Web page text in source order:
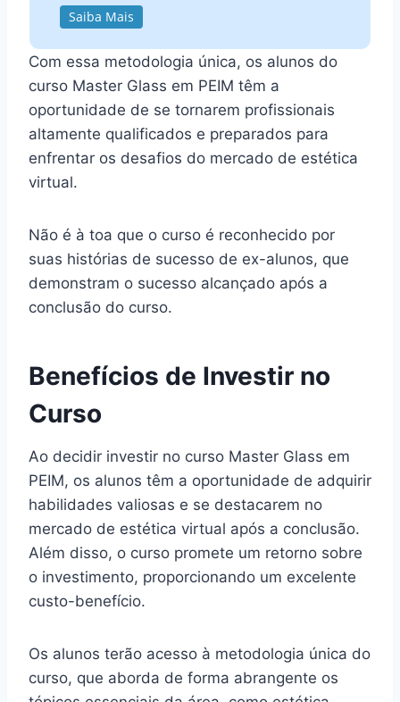
Saiba Mais
Com essa metodologia única, os alunos do
curso Master Glass em PEIM têm a
oportunidade de se tornarem profissionais
altamente qualificados e preparados para
enfrentar os desafios do mercado de estética
virtual.
Não é à toa que o curso é reconhecido por
suas histórias de sucesso de ex-alunos, que
demonstram o sucesso alcançado após a
conclusão do curso.
Benefícios de Investir no
Curso
Ao decidir investir no curso Master Glass em
PEIM, os alunos têm a oportunidade de adquirir
habilidades valiosas e se destacarem no
mercado de estética virtual após a conclusão.
Além disso, o curso promete um retorno sobre
o investimento, proporcionando um excelente
custo-benefício.
Os alunos terão acesso à metodologia única do
curso, que aborda de forma abrangente os